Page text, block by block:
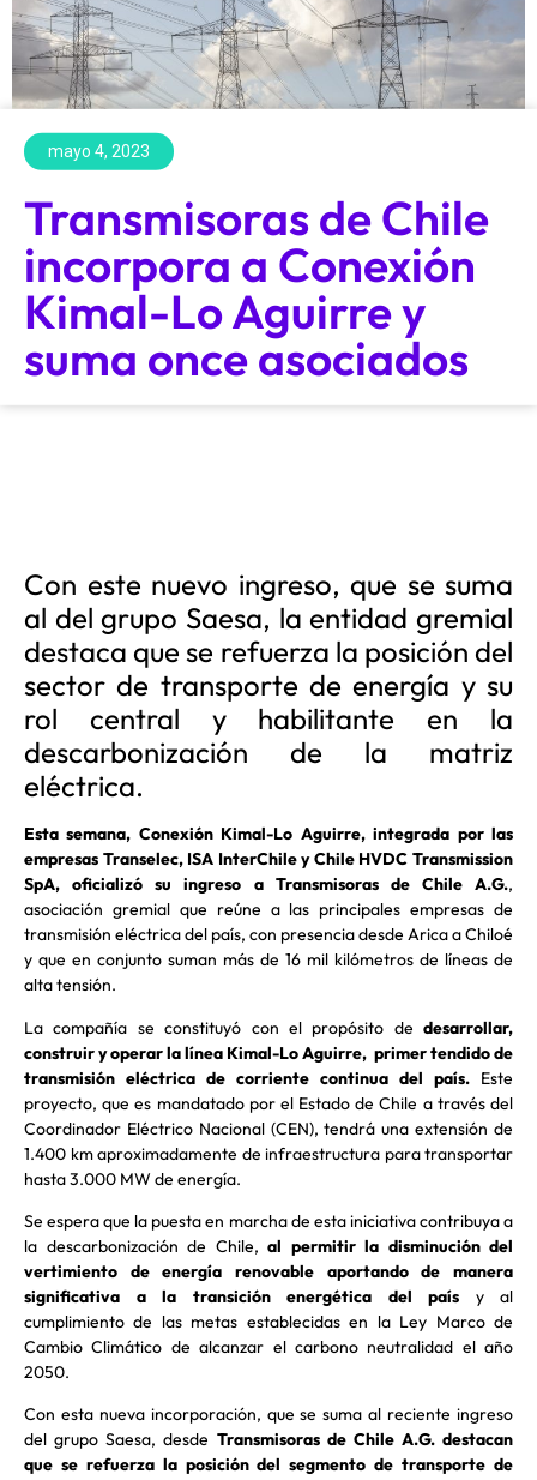
mayo 4, 2023
Transmisoras de Chile
incorpora a Conexión
Kimal-Lo Aguirre y
suma once asociados
Con este nuevo ingreso, que se suma
al del grupo Saesa, la entidad gremial
destaca que se refuerza la posición del
sector de transporte de energía y su
rol central y habilitante en la
descarbonización de la matriz
eléctrica.
Esta semana, Conexión Kimal-Lo Aguirre, integrada por las
empresas Transelec, ISA InterChile y Chile HVDC Transmission
SpA, oficializó su ingreso a Transmisoras de Chile A.G.,
asociación gremial que reúne a las principales empresas de
transmisión eléctrica del país, con presencia desde Arica a Chiloé
y que en conjunto suman más de 16 mil kilómetros de líneas de
alta tensión.
La compañía se constituyó con el propósito de desarrollar,
construir y operar la línea Kimal-Lo Aguirre, primer tendido de
transmisión eléctrica de corriente continua del país. Este
proyecto, que es mandatado por el Estado de Chile a través del
Coordinador Eléctrico Nacional (CEN), tendrá una extensión de
1.400 km aproximadamente de infraestructura para transportar
hasta 3.000 MW de energía.
Se espera que la puesta en marcha de esta iniciativa contribuya a
la descarbonización de Chile, al permitir la disminución del
vertimiento de energía renovable aportando de manera
significativa a la transición energética del país y al
cumplimiento de las metas establecidas en la Ley Marco de
Cambio Climático de alcanzar el carbono neutralidad el año
2050.
Con esta nueva incorporación, que se suma al reciente ingreso
del grupo Saesa, desde Transmisoras de Chile A.G. destacan
que se refuerza la posición del segmento de transporte de